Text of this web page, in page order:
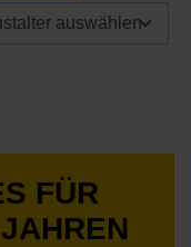
FÜR